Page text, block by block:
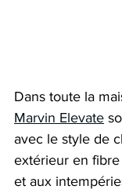
Dans toute la
Marvin Elevate
avec le style de
extérieur en
et aux